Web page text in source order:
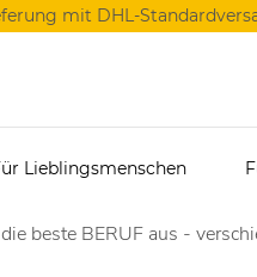
mit DHL-
Lieblingsmenschen
beste BERUF aus -